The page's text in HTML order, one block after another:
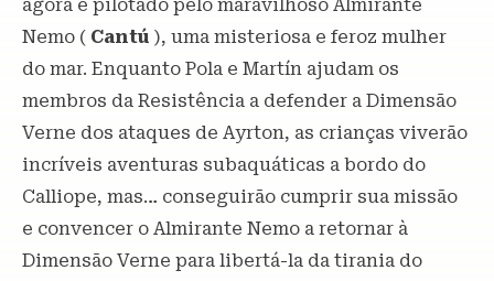
agora é pilotado pelo maravilhoso Almirante
Nemo ( Cantú ), uma misteriosa e feroz mulher
do mar. Enquanto Pola e Martín ajudam os
membros da Resistência a defender a Dimensão
Verne dos ataques de Ayrton, as crianças viverão
incríveis aventuras subaquáticas a bordo do
Calliope, mas… conseguirão cumprir sua missão
e convencer o Almirante Nemo a retornar à
Dimensão Verne para libertá-la da tirania do